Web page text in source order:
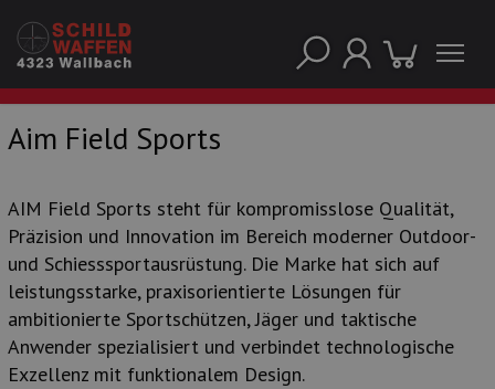
Aim Field Sports
AIM Field Sports steht für kompromisslose Qualität,
Präzision und Innovation im Bereich moderner Outdoor-
und Schiesssportausrüstung. Die Marke hat sich auf
leistungsstarke, praxisorientierte Lösungen für
ambitionierte Sportschützen, Jäger und taktische
Anwender spezialisiert und verbindet technologische
Exzellenz mit funktionalem Design.
UNSERE TOP-MARKEN